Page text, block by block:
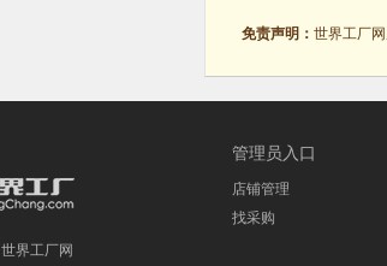
免责声明： 世界工厂
世界工厂网
管理员入口
店铺管理
找采购